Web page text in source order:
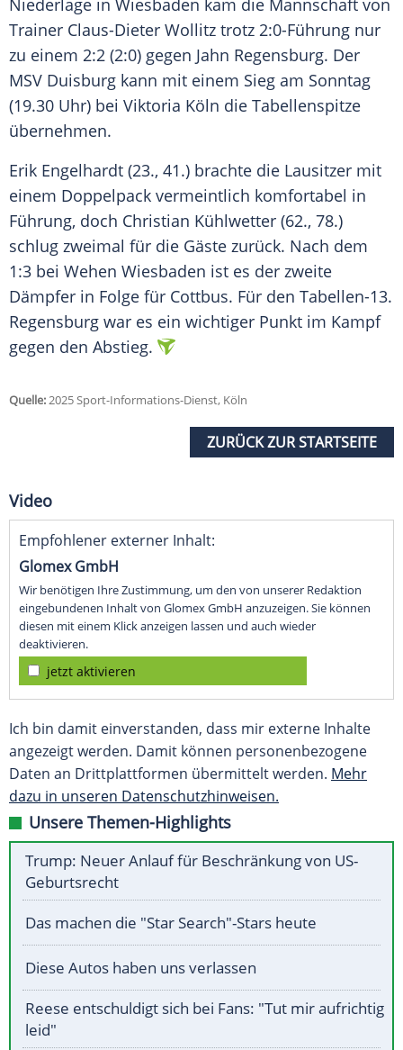
Niederlage in Wiesbaden kam die Mannschaft von
Trainer Claus-Dieter Wollitz trotz 2:0-Führung nur
zu einem 2:2 (2:0) gegen Jahn Regensburg. Der
MSV Duisburg kann mit einem Sieg am Sonntag
(19.30 Uhr) bei Viktoria Köln die Tabellenspitze
übernehmen.
Erik Engelhardt (23., 41.) brachte die Lausitzer mit
einem Doppelpack vermeintlich komfortabel in
Führung, doch Christian Kühlwetter (62., 78.)
schlug zweimal für die Gäste zurück. Nach dem
1:3 bei Wehen Wiesbaden ist es der zweite
Dämpfer in Folge für Cottbus. Für den Tabellen-13.
Regensburg war es ein wichtiger Punkt im Kampf
gegen den Abstieg.
Quelle:2025 Sport-Informations-Dienst, Köln
ZURÜCK ZUR STARTSEITE
Video
Empfohlener externer Inhalt:
Glomex GmbH
Wir benötigen Ihre Zustimmung, um den von unserer Redaktion
eingebundenen Inhalt von Glomex GmbH anzuzeigen. Sie können
diesen mit einem Klick anzeigen lassen und auch wieder
deaktivieren.
jetzt aktivieren
Ich bin damit einverstanden, dass mir externe Inhalte
angezeigt werden. Damit können personenbezogene
Daten an Drittplattformen übermittelt werden. Mehr
dazu in unseren Datenschutzhinweisen.
Unsere Themen-Highlights
Trump: Neuer Anlauf für Beschränkung von US-
Geburtsrecht
Das machen die "Star Search"-Stars heute
Diese Autos haben uns verlassen
Reese entschuldigt sich bei Fans: "Tut mir aufrichtig
leid"